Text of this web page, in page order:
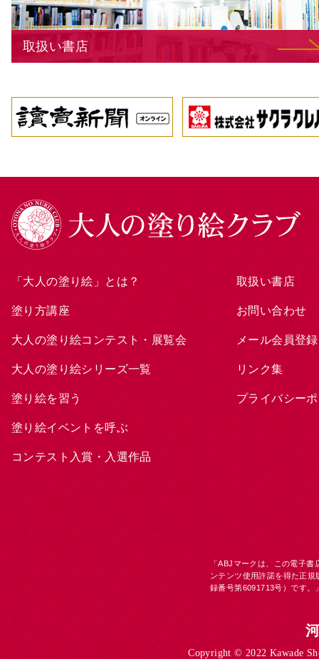
取扱い書店
「大人の塗り絵」とは？
塗り方講座
大人の塗り絵コンテスト・展覧会
大人の塗り絵シリーズ一覧
塗り絵を習う
塗り絵イベントを呼ぶ
コンテスト入賞・入選作品
取扱い書店
お問い合わせ
メール会員登録
リンク集
プライバシー
「ABJマークは、この電子
ンテンツ使用許諾を得た正
録番号第6091713号）です。
Copyright © 2022 Kawade